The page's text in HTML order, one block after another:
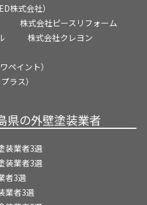
株式会社）
株式会社ピースリフォーム
株式会社クレヨン
ペイント）
ラス）
県の外壁塗装業者
装業者3選
装業者3選
者3選
業者3選